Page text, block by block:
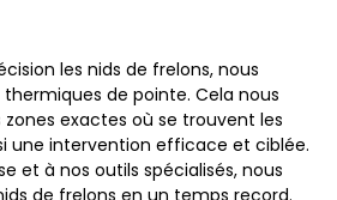
les nids de frelons, nous
de pointe. Cela nous
exactes où se trouvent les
une intervention efficace et ciblée.
et à nos outils spécialisés, nous
de frelons en un temps record.